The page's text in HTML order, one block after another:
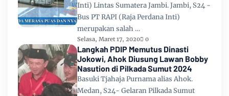
Inti) Lintas Sumatera Jambi. Jambi, S24 -
Bus PT RAPI (Raja Perdana Inti)
merupakan salah …
Selasa, Maret 17, 2020 0
Langkah PDIP Memutus Dinasti
Jokowi, Ahok Diusung Lawan Bobby
Nasution di Pilkada Sumut 2024
Basuki Tjahaja Purnama alias Ahok.
Medan, S24- Gelaran Pilkada Sumut